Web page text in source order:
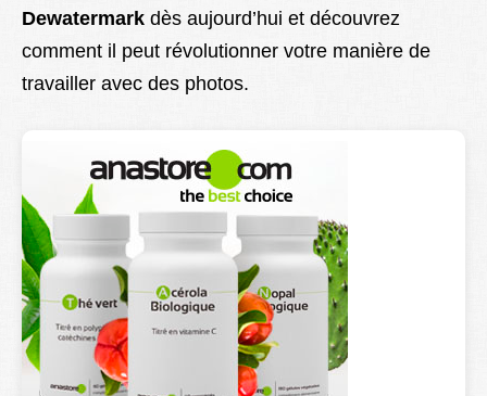
Dewatermark dès aujourd’hui et découvrez
comment il peut révolutionner votre manière de
travailler avec des photos.